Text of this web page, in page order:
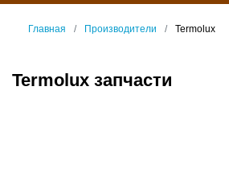
Главная Производители Termolux
Termolux запчасти